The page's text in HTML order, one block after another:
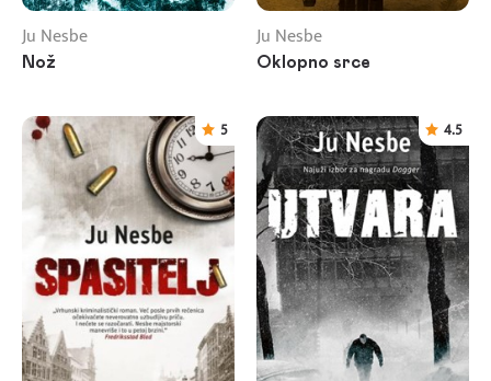
Ju Nesbe
Nož
Ju Nesbe
Oklopno srce
5 4.5